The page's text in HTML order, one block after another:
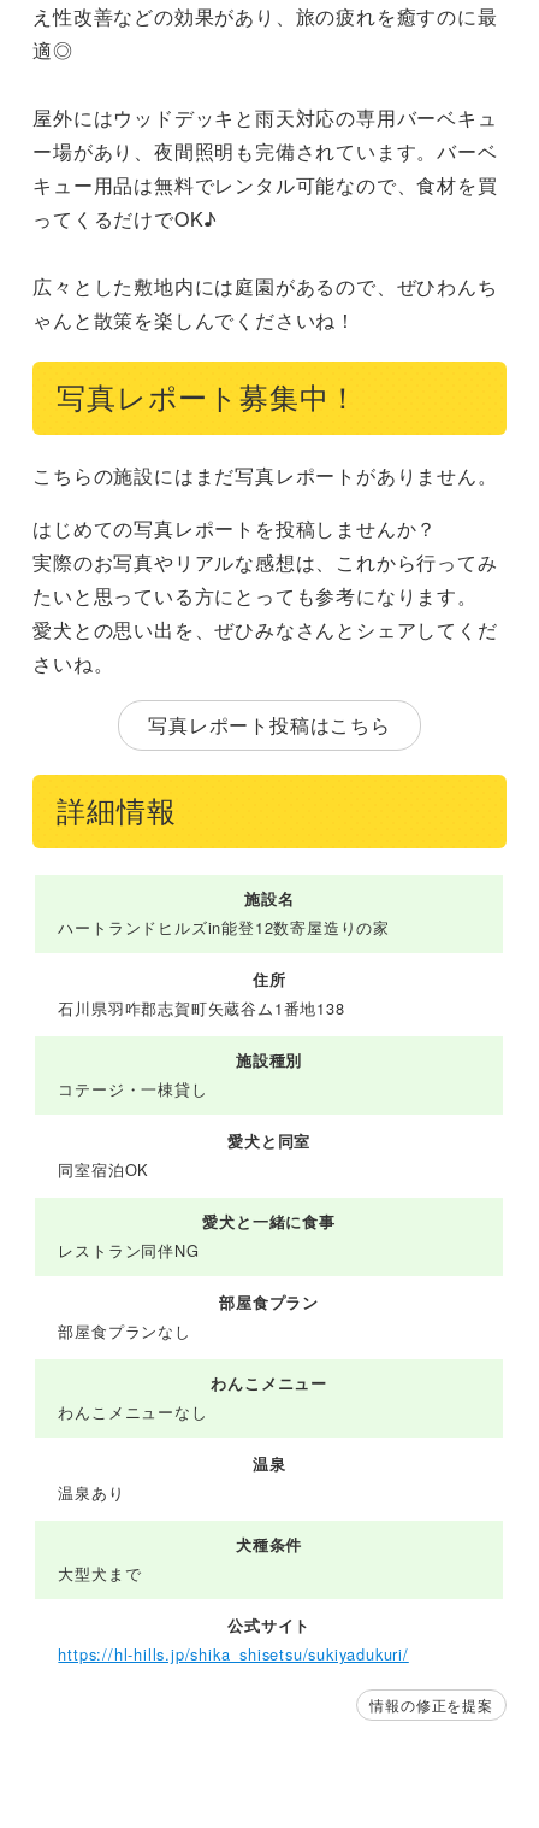
え性改善などの効果があり、旅の疲れを癒すのに最
適◎
屋外にはウッドデッキと雨天対応の専用バーベキュ
ー場があり、夜間照明も完備されています。バーベ
キュー用品は無料でレンタル可能なので、食材を買
ってくるだけでOK♪
広々とした敷地内には庭園があるので、ぜひわんち
ゃんと散策を楽しんでくださいね！
写真レポート募集中！
こちらの施設にはまだ写真レポートがありません。
はじめての写真レポートを投稿しませんか？
実際のお写真やリアルな感想は、これから行ってみ
たいと思っている方にとっても参考になります。
愛犬との思い出を、ぜひみなさんとシェアしてくだ
さいね。
写真レポート投稿はこちら
詳細情報
施設名
ハートランドヒルズin能登12数寄屋造りの家
住所
石川県羽咋郡志賀町矢蔵谷ム1番地138
施設種別
コテージ・一棟貸し
愛犬と同室
同室宿泊OK
愛犬と一緒に食事
レストラン同伴NG
部屋食プラン
部屋食プランなし
わんこメニュー
わんこメニューなし
温泉
温泉あり
犬種条件
大型犬まで
公式サイト
https://hl-hills.jp/shika_shisetsu/sukiyadukuri/
情報の修正を提案